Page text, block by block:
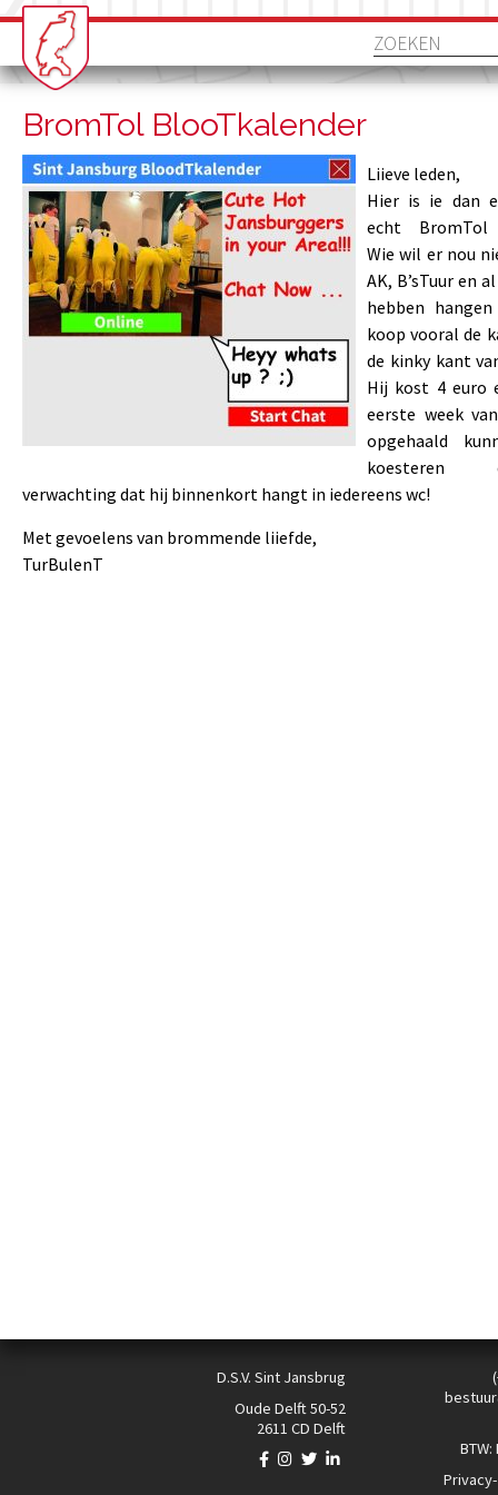
BromTol BlooTkalender
Liieve leden,
Hier is ie dan
echt BromTol
Wie wil er nou
AK, B’sTuur en
hebben
koop vooral de
de kinky kant
Hij kost 4 euro
eerste week
opgehaald
koesteren
verwachting dat hij binnenkort hangt in iedereens wc!
Met gevoelens van brommende liiefde,
TurBulenT
D.S.V. Sint Jansbrug
Oude Delft 50-52
2611 CD Delft